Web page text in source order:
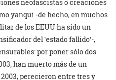
neofascistas o creaciones
yanqui -de hecho, en muchos
de los EEUU ha sido un
del ꞌestado fallidoꞌ-,
por poner sólo dos
han muerto más de un
perecieron entre tres y